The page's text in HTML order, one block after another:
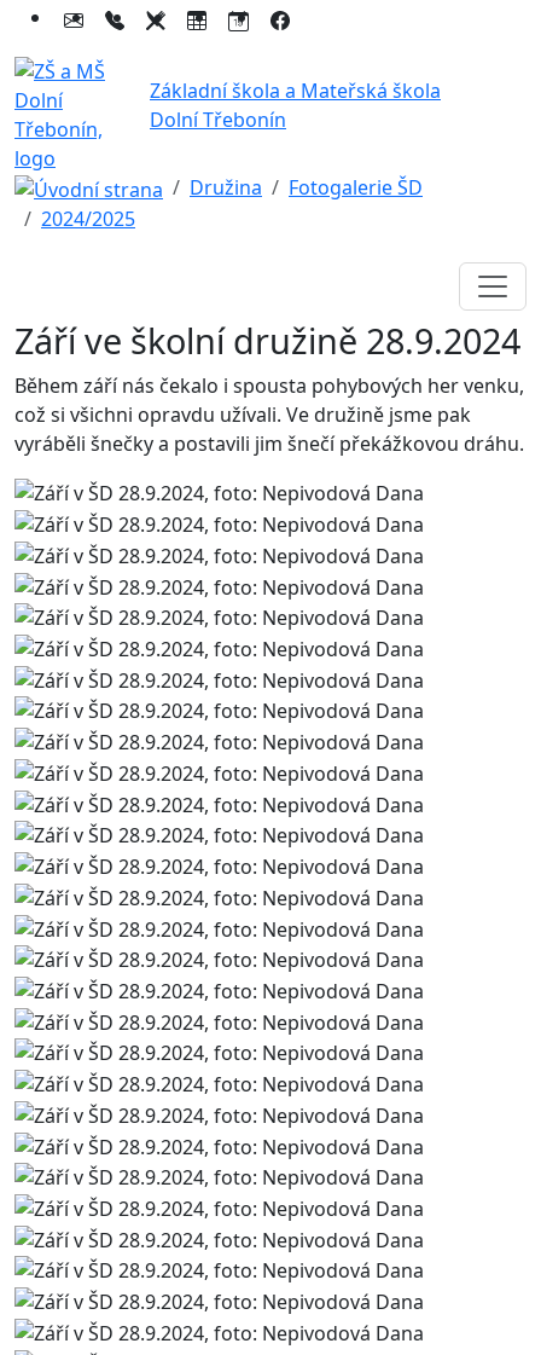
Základní škola a Mateřská škola
Dolní Třebonín
Družina
Fotogalerie ŠD
2024/2025
Září ve školní družině 28.9.2024
Během září nás čekalo i spousta pohybových her venku,
což si všichni opravdu užívali. Ve družině jsme pak
vyráběli šnečky a postavili jim šnečí překážkovou dráhu.